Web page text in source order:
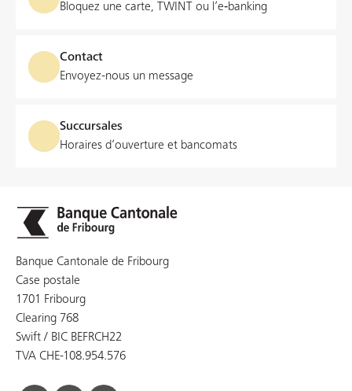
Bloquez une carte, TWINT ou l’e‑banking
Contact
Envoyez-nous un message
Succursales
Horaires d’ouverture et bancomats
Banque Cantonale de Fribourg
Case postale
1701 Fribourg
Clearing 768
Swift / BIC BEFRCH22
TVA CHE-108.954.576